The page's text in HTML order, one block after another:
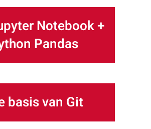
Notebook +
Pandas
basis van Git